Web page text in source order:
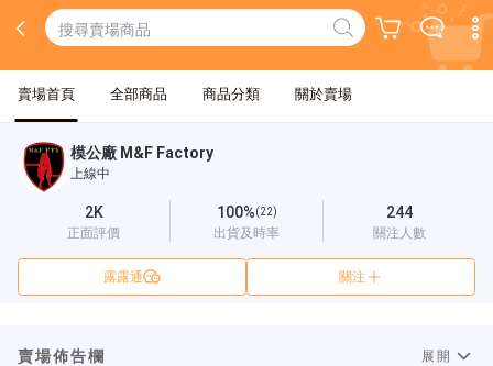
賣場首頁 全部商品 商品分類 關於賣場
模公廠 M&F Factory
上線中
2K
正面評價
100%(22)
出貨及時率
244
關注人數
露露通 關注
賣場佈告欄 展開